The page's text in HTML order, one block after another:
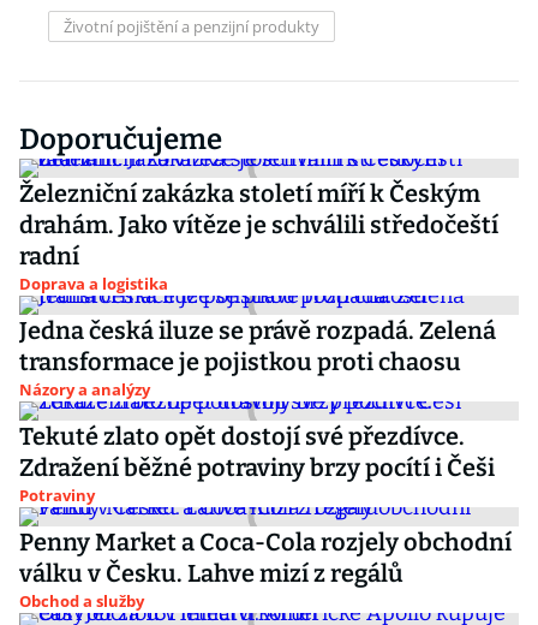
Životní pojištění a penzijní produkty
Doporučujeme
Železniční zakázka století míří k Českým
drahám. Jako vítěze je schválili středočeští
radní
Doprava a logistika
Jedna česká iluze se právě rozpadá. Zelená
transformace je pojistkou proti chaosu
Názory a analýzy
Tekuté zlato opět dostojí své přezdívce.
Zdražení běžné potraviny brzy pocítí i Češi
Potraviny
Penny Market a Coca-Cola rozjely obchodní
válku v Česku. Lahve mizí z regálů
Obchod a služby